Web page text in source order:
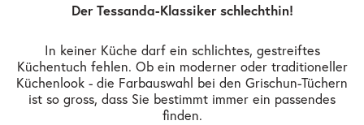
Der Tessanda-Klassiker schlechthin!
In keiner Küche darf ein schlichtes, gestreiftes
Küchentuch fehlen. Ob ein moderner oder traditioneller
Küchenlook - die Farbauswahl bei den Grischun-Tüchern
ist so gross, dass Sie bestimmt immer ein passendes
finden.